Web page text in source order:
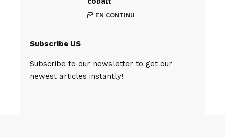
EN CONTINU
Subscribe US
Subscribe to our newsletter to get our
newest articles instantly!